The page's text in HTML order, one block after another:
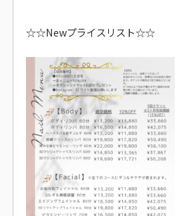
☆☆Newプライスリスト☆☆